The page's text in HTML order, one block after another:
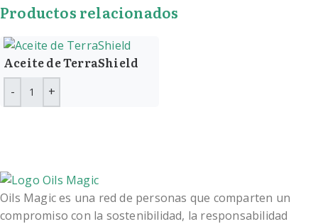
Productos relacionados
Aceite de TerraShield
Oils Magic es una red de personas que comparten un
compromiso con la sostenibilidad, la responsabilidad